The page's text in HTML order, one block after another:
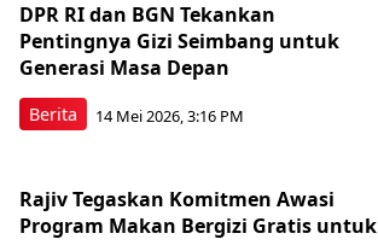
Berita
DPR RI dan BGN Tekankan
Pentingnya Gizi Seimbang untuk
Generasi Masa Depan
14 Mei 2026, 3:16 PM
Rajiv Tegaskan Komitmen Awasi
Program Makan Bergizi Gratis untuk